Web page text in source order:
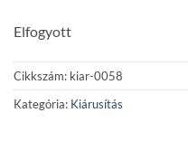
Elfogyott
Cikkszám: kiar-0058
Kategória: Kiárusítás